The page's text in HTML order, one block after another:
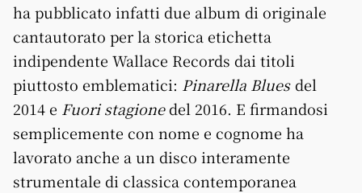
ha pubblicato infatti due album di originale
cantautorato per la storica etichetta
indipendente Wallace Records dai titoli
piuttosto emblematici: Pinarella Bluesdel
2014 e Fuori stagionedel 2016. E firmandosi
semplicemente con nome e cognome ha
lavorato anche a un disco interamente
strumentale di classica contemporanea